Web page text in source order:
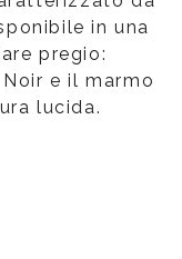
in una
pregio:
e il marmo
lucida.